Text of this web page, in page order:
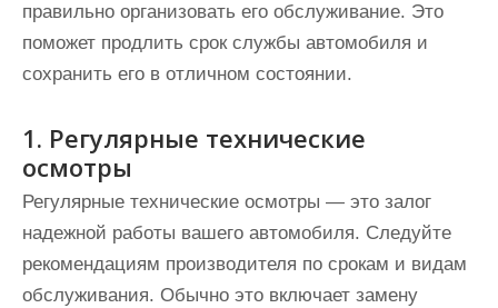
правильно организовать его обслуживание. Это
поможет продлить срок службы автомобиля и
сохранить его в отличном состоянии.
1. Регулярные технические
осмотры
Регулярные технические осмотры — это залог
надежной работы вашего автомобиля. Следуйте
рекомендациям производителя по срокам и видам
обслуживания. Обычно это включает замену